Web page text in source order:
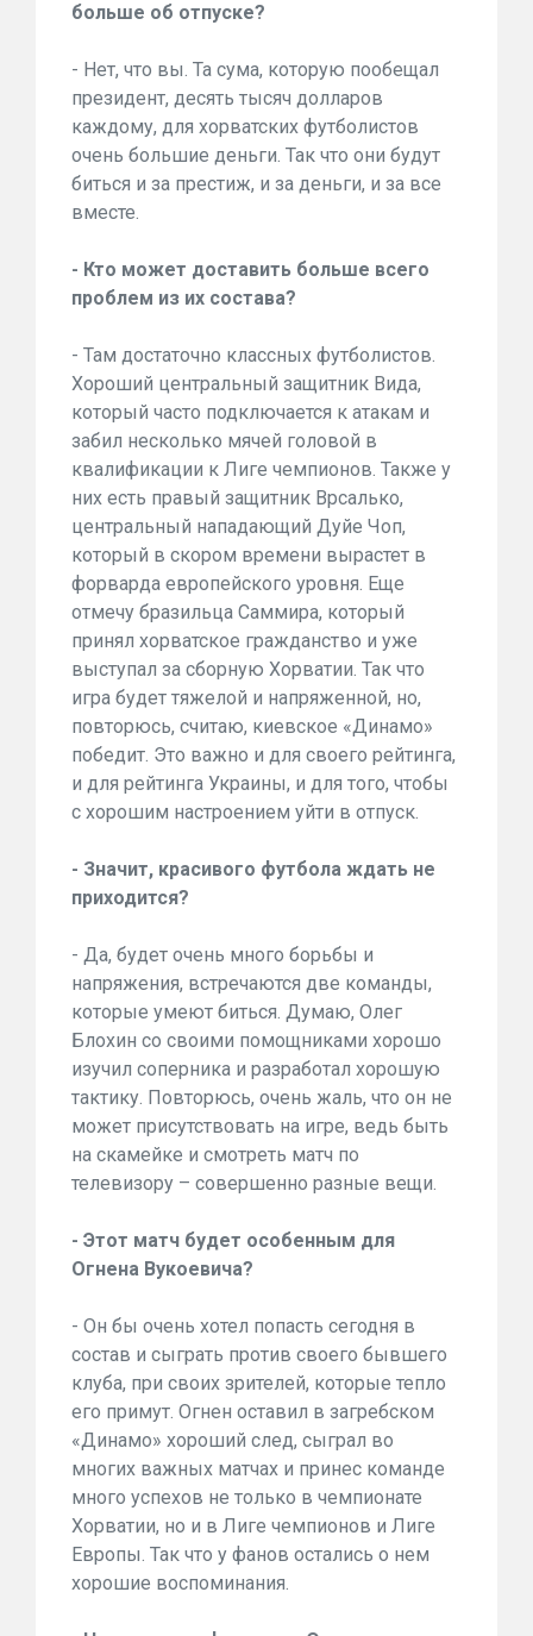
больше об отпуске?
- Нет, что вы. Та сума, которую пообещал
президент, десять тысяч долларов
каждому, для хорватских футболистов
очень большие деньги. Так что они будут
биться и за престиж, и за деньги, и за все
вместе.
- Кто может доставить больше всего
проблем из их состава?
- Там достаточно классных футболистов.
Хороший центральный защитник Вида,
который часто подключается к атакам и
забил несколько мячей головой в
квалификации к Лиге чемпионов. Также у
них есть правый защитник Врсалько,
центральный нападающий Дуйе Чоп,
который в скором времени вырастет в
форварда европейского уровня. Еще
отмечу бразильца Саммира, который
принял хорватское гражданство и уже
выступал за сборную Хорватии. Так что
игра будет тяжелой и напряженной, но,
повторюсь, считаю, киевское «Динамо»
победит. Это важно и для своего рейтинга,
и для рейтинга Украины, и для того, чтобы
с хорошим настроением уйти в отпуск.
- Значит, красивого футбола ждать не
приходится?
- Да, будет очень много борьбы и
напряжения, встречаются две команды,
которые умеют биться. Думаю, Олег
Блохин со своими помощниками хорошо
изучил соперника и разработал хорошую
тактику. Повторюсь, очень жаль, что он не
может присутствовать на игре, ведь быть
на скамейке и смотреть матч по
телевизору – совершенно разные вещи.
- Этот матч будет особенным для
Огнена Вукоевича?
- Он бы очень хотел попасть сегодня в
состав и сыграть против своего бывшего
клуба, при своих зрителей, которые тепло
его примут. Огнен оставил в загребском
«Динамо» хороший след, сыграл во
многих важных матчах и принес команде
много успехов не только в чемпионате
Хорватии, но и в Лиге чемпионов и Лиге
Европы. Так что у фанов остались о нем
хорошие воспоминания.